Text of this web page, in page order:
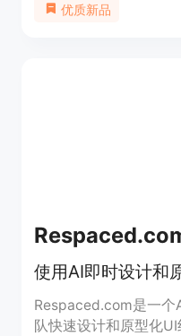
编辑SVG图像，并可
优质新品
Respaced.com是一个
队快速设计和原型化